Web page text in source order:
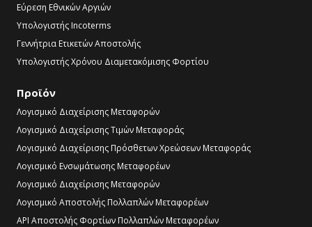
Εύρεση Εθνικών Αργιών
Υπολογιστής Incoterms
Γεννήτρια Ετικετών Αποστολής
Υπολογιστής Χρόνου Διαμετακόμισης Φορτίου
Προϊόν
Λογισμικό Διαχείρισης Μεταφορών
Λογισμικό Διαχείρισης Τιμών Μεταφοράς
Λογισμικό Διαχείρισης Πρόσθετων Χρεώσεων Μεταφοράς
Λογισμικό Ενσωμάτωσης Μεταφορέων
Λογισμικό Διαχείρισης Μεταφορών
Λογισμικό Αποστολής Πολλαπλών Μεταφορέων
API Αποστολής Φορτίων Πολλαπλών Μεταφορέων